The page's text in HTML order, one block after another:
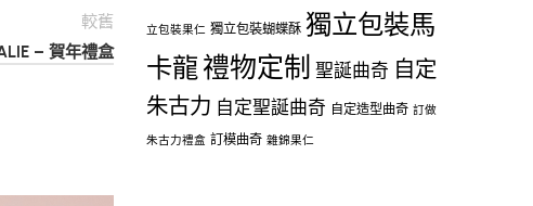
較舊
– 賀年禮盒
立包裝果仁 獨立包裝蝴蝶酥 獨立包裝馬
卡龍禮物定制 聖誕曲奇 自定
朱古力 自定聖誕曲奇 自定造型曲奇 訂做
朱古力禮盒 訂模曲奇 雜錦果仁